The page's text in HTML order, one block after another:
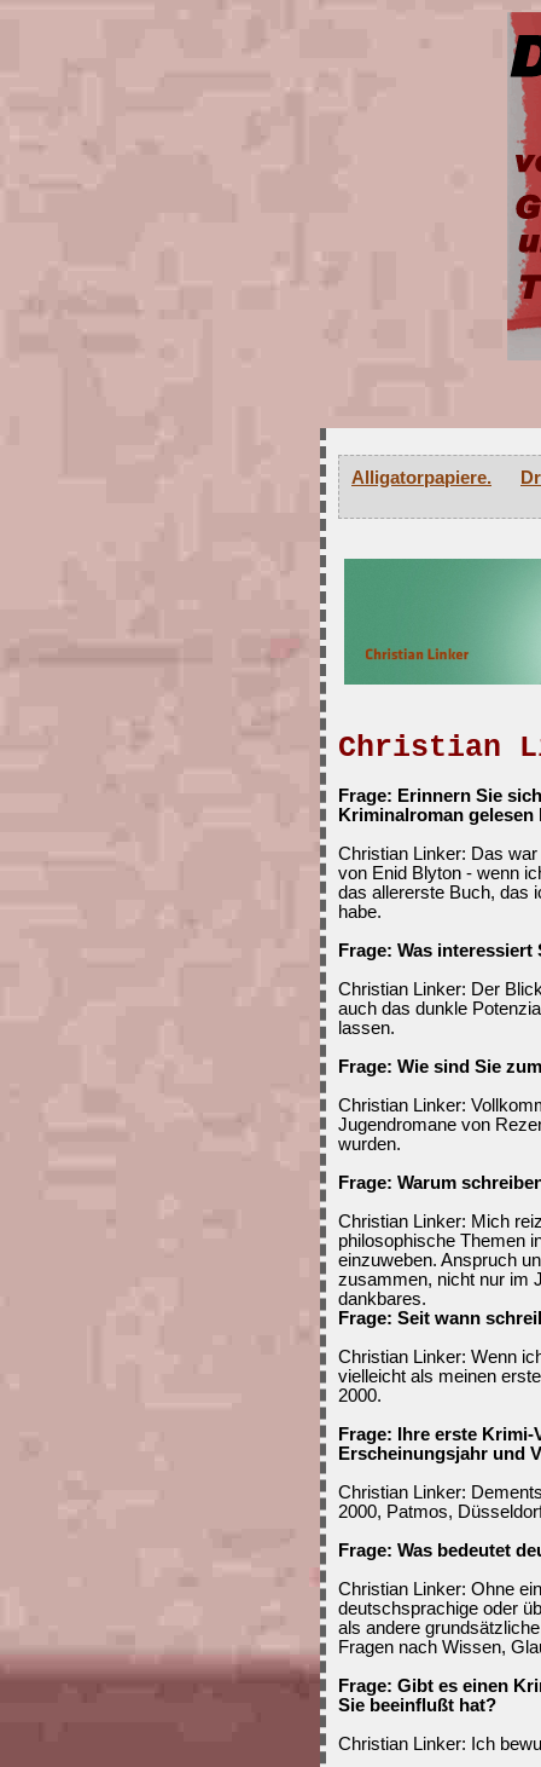
Alligatorpapiere.
Christian
Frage: Erinnern Sie
Kriminalroman gelesen
Christian Linker: Das
von Enid Blyton - wenn
das allererste Buch, das
habe.
Frage: Was
Christian Linker: Der
auch das dunkle
lassen.
Frage: Wie sind Sie
Christian Linker:
Jugendromane von
wurden.
Frage: Warum
Christian Linker: Mich
philosophische Themen
einzuweben. Anspruch
zusammen, nicht nur im
dankbares.
Frage: Seit wann
Christian Linker: Wenn
vielleicht als meinen
2000.
Frage: Ihre erste
Erscheinungsjahr und
Christian Linker:
2000, Patmos,
Frage: Was bedeutet
Christian Linker: Ohne
deutschsprachige oder
als andere
Fragen nach Wissen,
Frage: Gibt es einen
Sie beeinflußt hat?
Christian Linker: Ich